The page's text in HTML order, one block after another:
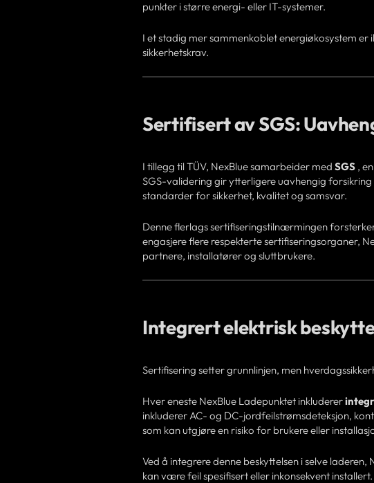
punkter i større energi- eller IT-systemer.
I et stadig mer sammenkoblet energiøkosystem
sikkerhetskrav.
Sertifisert av SGS:
I tillegg til TÜV, NexBlue samarbeider med SGS ,
SGS-validering gir ytterligere uavhengig
standarder for sikkerhet, kvalitet og samsvar.
Denne flerlags sertifiseringstilnærmingen
engasjere flere respekterte sertifiseringsorganer,
partnere, installatører og sluttbrukere.
Integrert elektrisk
Sertifisering setter grunnlinjen, men
Hver eneste NexBlue Ladepunktet inkluderer
inkluderer AC- og DC-jordfeilstrømsdeteksjon,
som kan utgjøre en risiko for brukere eller
Ved å integrere denne beskyttelsen i selve
kan være feil spesifisert eller inkonsekvent